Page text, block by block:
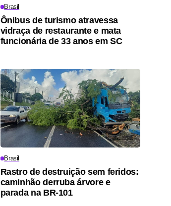
Brasil
Ônibus de turismo atravessa
vidraça de restaurante e mata
funcionária de 33 anos em SC
Brasil
Rastro de destruição sem feridos:
caminhão derruba árvore e
parada na BR-101